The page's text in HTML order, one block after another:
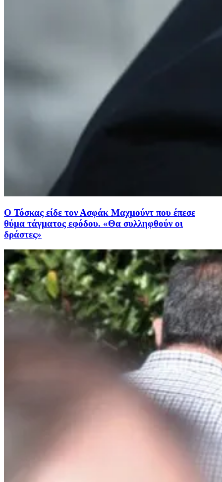
Ο Τόσκας είδε τον Ασφάκ Μαχμούντ που έπεσε
θύμα τάγματος εφόδου. «Θα συλληφθούν οι
δράστες»